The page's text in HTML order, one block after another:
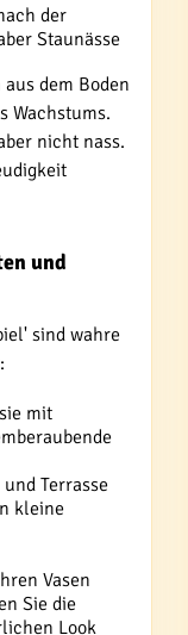
der
Staunässe
dem Boden
Wachstums.
nicht nass.
und
sind wahre
mit
Terrasse
kleine
Vasen
Sie die
Look